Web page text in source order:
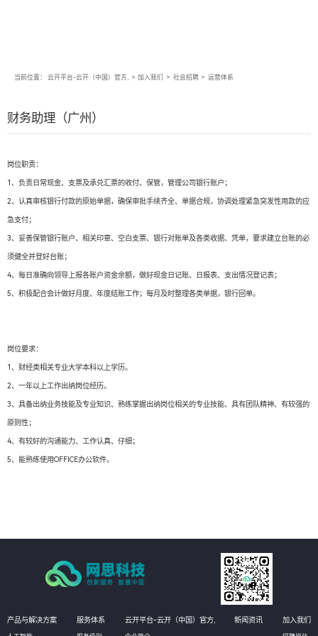
当前位置： 云开平台-云开（中国）官方, > 加入我们 > 社会招聘 > 运营体系
财务助理（广州）
岗位职责：
1、负责日常现金、支票及承兑汇票的收付、保管，管理公司银行账户；
2、认真审核银行付款的原始单据，确保审批手续齐全、单据合规，协调处理紧急突发性用款的应
急支付；
3、妥善保管银行账户、相关印章、空白支票、银行对账单及各类收据、凭单，要求建立台账的必
须健全并登好台账；
4、每日准确向领导上报各账户资金余额，做好现金日记账、日报表、支出情况登记表；
5、积极配合会计做好月度、年度结账工作；每月及时整理各类单据，银行回单。
岗位要求：
1、财经类相关专业大学本科以上学历。
2、一年以上工作出纳岗位经历。
3、具备出纳业务技能及专业知识、熟练掌握出纳岗位相关的专业技能、具有团队精神、有较强的
原则性；
4、有较好的沟通能力、工作认真、仔细；
5、能熟练使用OFFICE办公软件。
产品与解决方案 服务体系 云开平台-云开（中国）官方, 新闻资讯 加入我们